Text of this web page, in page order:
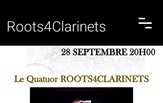
Roots4Clarinets